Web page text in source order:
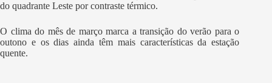
do quadrante Leste por contraste térmico.
O clima do mês de março marca a transição do verão para o
outono e os dias ainda têm mais características da estação
quente.